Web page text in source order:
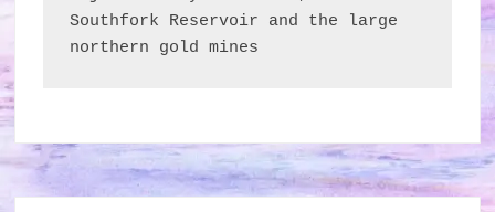
Southfork Reservoir and the large
northern gold mines